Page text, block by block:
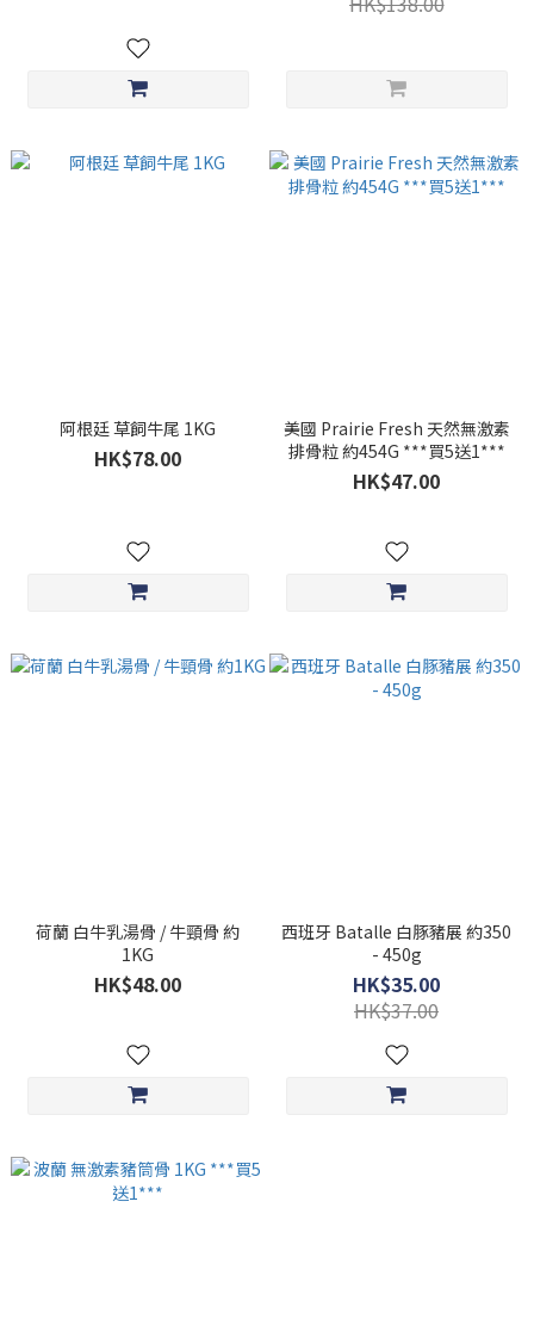
阿根廷 草飼牛尾 1KG
HK$78.00
美國 Prairie Fresh 天然無激素
排骨粒 約454G ***買5送1***
HK$47.00
荷蘭 白牛乳湯骨 / 牛頸骨 約
1KG
HK$48.00
西班牙 Batalle 白豚豬展 約350
- 450g
HK$35.00
HK$37.00